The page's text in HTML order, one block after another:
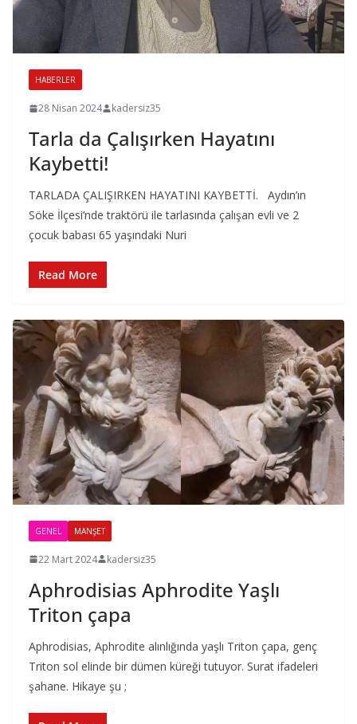
HABERLER
28 Nisan 2024 kadersiz35
Tarla da Çalışırken Hayatını
Kaybetti!
TARLADA ÇALIŞIRKEN HAYATINI KAYBETTİ. Aydın’ın
Söke İlçesi’nde traktörü ile tarlasında çalışan evli ve 2
çocuk babası 65 yaşındaki Nuri
Read More
GENEL MANŞET
22 Mart 2024 kadersiz35
Aphrodisias Aphrodite Yaşlı
Triton çapa
Aphrodisias, Aphrodite alınlığında yaşlı Triton çapa, genç
Triton sol elinde bir dümen küreği tutuyor. Surat ifadeleri
şahane. Hikaye şu ;